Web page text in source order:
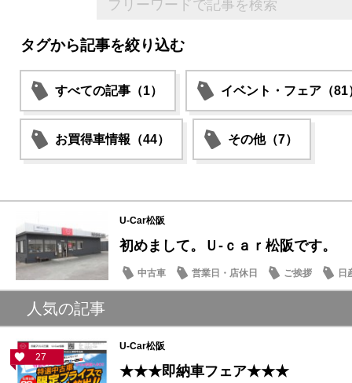
タグから記事を絞り込む
すべての記事（1） イベント・フェア（81
お買得車情報（44） その他（7）
U-Car松阪
初めまして。Ｕ‐ｃａｒ松阪です。
中古車 営業日・店休日 ご挨拶 日
人気の記事
27
U-Car松阪
★★★即納車フェア★★★